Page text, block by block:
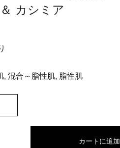
カシミア
, 混合～脂性肌, 脂性肌
カートに追加